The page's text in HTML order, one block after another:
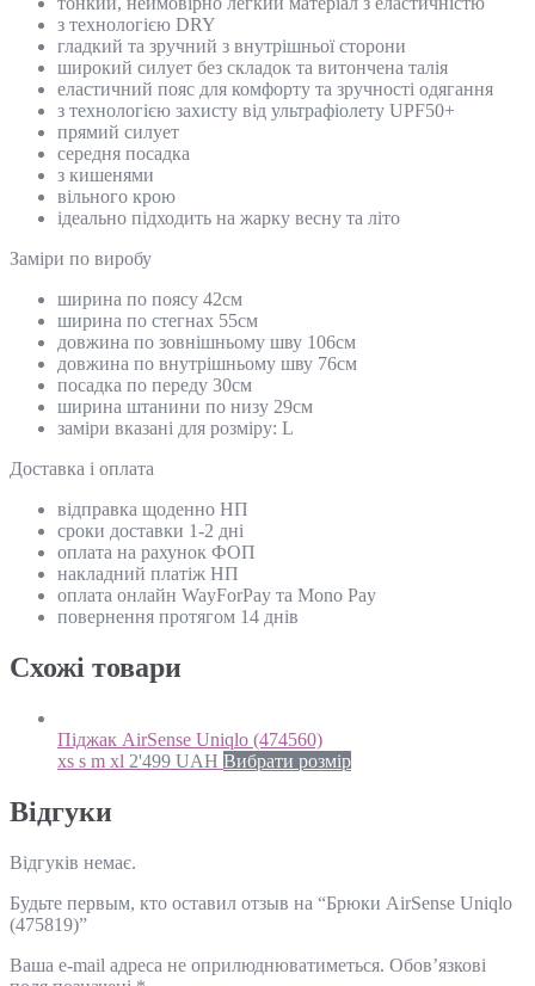
з технологією DRY
гладкий та зручний з внутрішньої сторони
широкий силует без складок та витончена талія
еластичний пояс для комфорту та зручності одягання
з технологією захисту від ультрафіолету UPF50+
прямий силует
середня посадка
з кишенями
вільного крою
ідеально підходить на жарку весну та літо
Замiри по виробу
ширина по поясу 42см
ширина по стегнах 55см
довжина по зовнішньому шву 106см
довжина по внутрішньому шву 76см
посадка по переду 30см
ширина штанини по низу 29см
заміри вказані для розміру: L
Доставка і оплата
відправка щоденно НП
сроки доставки 1-2 дні
оплата на рахунок ФОП
накладний платіж НП
оплата онлайн WayForPay та Mono Pay
повернення протягом 14 днів
Схожi товари
Піджак AirSense Uniqlo (474560)
xs s m xl 2'499 UAH Вибрати розмір
Відгуки
Відгуків немає.
Будьте первым, кто оставил отзыв на “Брюки AirSense Uniqlo
(475819)”
Ваша e-mail адреса не оприлюднюватиметься. Обов’язкові